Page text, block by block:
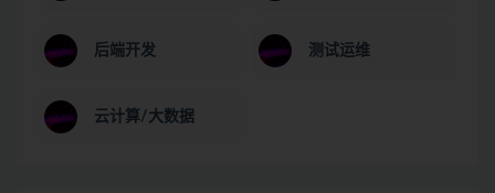
后端开发 测试运维
云计算/大数据